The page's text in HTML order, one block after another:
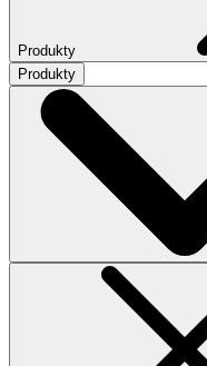
Produkty
Produkty